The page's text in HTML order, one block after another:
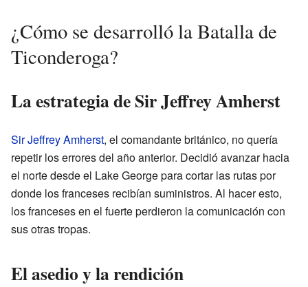
¿Cómo se desarrolló la Batalla de
Ticonderoga?
La estrategia de Sir Jeffrey Amherst
Sir Jeffrey Amherst, el comandante británico, no quería
repetir los errores del año anterior. Decidió avanzar hacia
el norte desde el Lake George para cortar las rutas por
donde los franceses recibían suministros. Al hacer esto,
los franceses en el fuerte perdieron la comunicación con
sus otras tropas.
El asedio y la rendición